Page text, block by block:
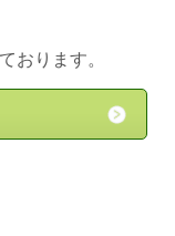
おります。